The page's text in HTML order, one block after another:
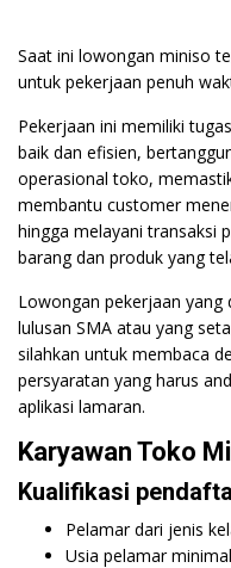
Saat ini lowongan miniso
untuk pekerjaan penuh
Pekerjaan ini memiliki
baik dan efisien,
operasional toko,
membantu customer
hingga melayani transaksi
barang dan produk yang
Lowongan pekerjaan
lulusan SMA atau yang
silahkan untuk membaca
persyaratan yang harus
aplikasi lamaran.
Karyawan Toko
Kualifikasi
Pelamar dari jenis
Usia pelamar